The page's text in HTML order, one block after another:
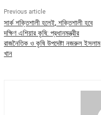
Previous article
সার্ক শক্তিশালী হলেই, শক্তিশালী হবে
দক্ষিণ এশিয়ার কৃষি: প্রধানমন্ত্রীর
রাজনৈতিক ও কৃষি উপদেষ্টা নজরুল ইসলাম
খান